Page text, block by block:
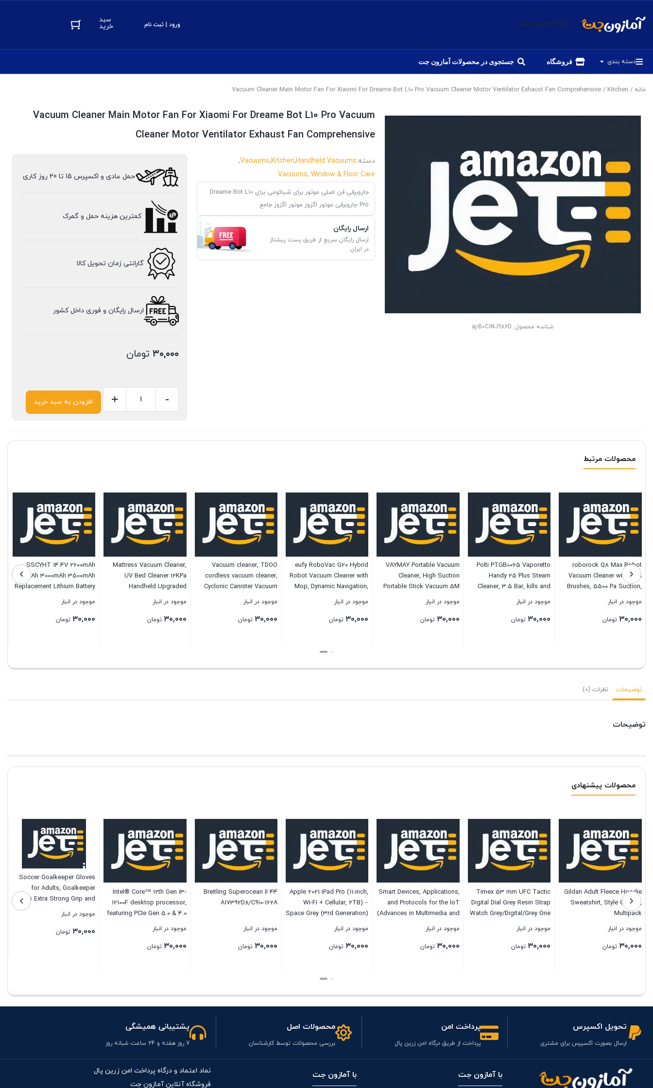
[eas-searchtop] ورود | ثبت نام
سبد
خرید
دسته بندی فروشگاه جستجوی در محصولات آمازون جت
خانه /
Kitchen
/ Vacuum Cleaner Main Motor Fan For Xiaomi For Dreame Bot L10 Pro Vacuum Cleaner Motor Ventilator Exhaust Fan Comprehensive
شناسه محصول: aj-B0C1NJ986D
Vacuum Cleaner Main Motor Fan For Xiaomi For Dreame Bot L10 Pro Vacuum
Cleaner Motor Ventilator Exhaust Fan Comprehensive
دسته:Handheld Vacuums
,
Kitchen
,
Vacuums
,
Vacuums, Window & Floor Care
جاروبرقی فن اصلی موتور برای شیائومی برای Dreame Bot L10
Pro جاروبرقی موتور اگزوز موتور اگزوز جامع
ارسال رایگان
ارسال رایگان سریع از طریق پست پیشتاز
در ایران
حمل عادی و اکسپرس 15 تا 20 روز کاری
کمترین هزینه حمل و گمرک
گارانتی زمان تحویل کالا
ارسال رایگان و فوری داخل کشور
۳۰,۰۰۰ تومان
-
+ افزودن به سبد خرید
محصولات مرتبط
roborock Q8 Max Robot
Vacuum Cleaner with Dual
Brushes, 5500 Pa Suction,
No-Go Zones, Cleaning
Drawing, Multi-Cleaning
موجود در انبار
۳۰,۰۰۰ تومان
Polti PTGB0065 Vaporetto
Handy 25 Plus Steam
Cleaner, 3.5 Bar, kills and
eliminates 99.99% * of
White/Green
موجود در انبار
۳۰,۰۰۰ تومان
VAYMAY Portable Vacuum
Cleaner, High Suction
Portable Stick Vacuum 5M
Long Cord Lightweight
Suction 0.5L Large Capacity
موجود در انبار
۳۰,۰۰۰ تومان
eufy RoboVac G20 Hybrid
Robot Vacuum Cleaner with
Mop, Dynamic Navigation,
2500 Pa Strong Suction, 2-
Slim, App, Voice Control,
موجود در انبار
۳۰,۰۰۰ تومان
Vacuum cleaner, TDOO
cordless vacuum cleaner,
Cyclonic Canister Vacuum
Cleaner With Hepa Filter And
For Home, Office And Car, 5
موجود در انبار
۳۰,۰۰۰ تومان
Mattress Vacuum Cleaner,
UV Bed Cleaner 12KPa
Handheld Upgraded
Effectively Clean Up Bed,
and Ther Fabric Surfaces
موجود در انبار
۳۰,۰۰۰ تومان
SSCYHT 14.4V 2600mAh
2800mAh 3000mAh 3500mAh
Replacement Lithium Battery
Rechargeable Sweeping
Battery 14.4V Spare Li-ion
موجود در انبار
۳۰,۰۰۰ تومان
توضیحات نظرات (0)
توضیحات
محصولات پیشنهادی
Gildan Adult Fleece Hoodie
Sweatshirt, Style G18500,
Multipack
موجود در انبار
۳۰,۰۰۰ تومان
Timex 53 mm UFC Tactic
Digital Dial Grey Resin Strap
Watch Grey/Digital/Grey One
موجود در انبار
۳۰,۰۰۰ تومان
Smart Devices, Applications,
and Protocols for the IoT
(Advances in Multimedia and
موجود در انبار
۳۰,۰۰۰ تومان
Apple 2021 iPad Pro (11-inch,
Wi-Fi + Cellular, 2TB) –
Space Grey (3rd Generation)
موجود در انبار
۳۰,۰۰۰ تومان
Breitling Superocean II 44
A17392D8/C910-162A
موجود در انبار
۳۰,۰۰۰ تومان
Intel® Core™ 12th Gen i3-
12100F desktop processor,
featuring PCIe Gen 5.0 & 4.0
required.
موجود در انبار
۳۰,۰۰۰ تومان
Soccer Goalkeeper Gloves
for Adults, Goalkeeper
Gloves Extra Strong Grip and
Non-Slip Unisex for Indoor
Match
موجود در انبار
۳۰,۰۰۰ تومان
تحویل اکسپرس
ارسال بصورت اکسپرس برای مشتری
پرداخت امن
پرداخت از طریق درگاه امن زرین پال
محصولات اصل
بررسی محصولات توسط کارشناسان
پشتیبانی همیشگی
7 روز هفته و 24 ساعت شبانه روز
با آمازون جت با آمازون جت
نماد اعتماد و درگاه پرداخت امن زرین پال
فروشگاه آنلاین آمازون جت